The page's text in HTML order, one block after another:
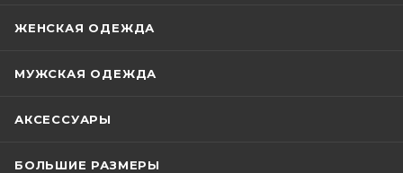
ЖЕНСКАЯ ОДЕЖДА
МУЖСКАЯ ОДЕЖДА
АКСЕССУАРЫ
БОЛЬШИЕ РАЗМЕРЫ